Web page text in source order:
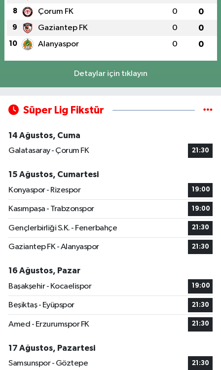
8 Çorum FK 0 0
9 Gaziantep FK 0 0
10 Alanyaspor 0 0
Detaylar için tıklayın
Süper Lig Fikstür
14 Ağustos, Cuma
Galatasaray - Çorum FK
21:30
15 Ağustos, Cumartesi
Konyaspor - Rizespor
19:00
Kasımpaşa - Trabzonspor 19:00
Gençlerbirliği S.K. - Fenerbahçe 21:30
Gaziantep FK - Alanyaspor 21:30
16 Ağustos, Pazar
Başakşehir - Kocaelispor
19:00
Beşiktaş - Eyüpspor 21:30
Amed - Erzurumspor FK 21:30
17 Ağustos, Pazartesi
Samsunspor - Göztepe
21:30